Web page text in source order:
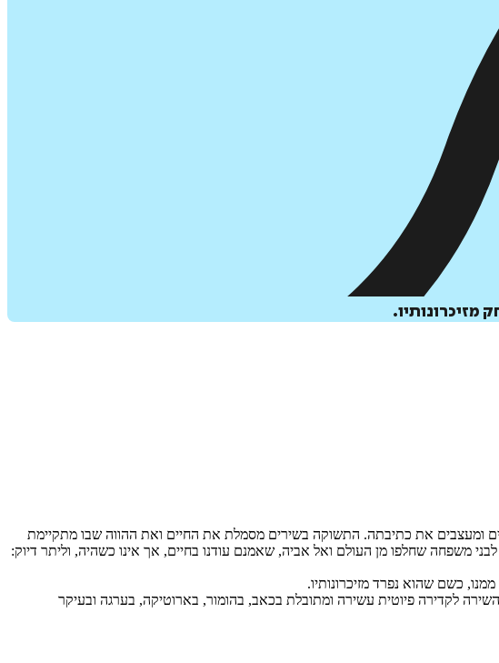
מזיכרונותיו.
ומעצבים את כתיבתה. התשוקה בשירים מסמלת את החיים ואת ההווה שבו מתקיימת
משפחה שחלפו מן העולם ואל אביה, שאמנם עודנו בחיים, אך אינו כשהיה, וליתר דיוק:
כשם שהוא נפרד מזיכרונותיו.
לקדירה פיוטית עשירה ומתובלת בכאב, בהומור, בארוטיקה, בערגה ובעיקר